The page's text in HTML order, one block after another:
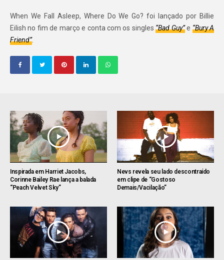
When We Fall Asleep, Where Do We Go? foi lançado por Billie
Eilish no fim de março e conta com os singles“Bad Guy”e “Bury A
Friend”.
Inspirada em Harriet Jacobs,
Corinne Bailey Rae lança a balada
“Peach Velvet Sky”
Nevs revela seu lado descontraído
em clipe de “Gostoso
Demais/Vacilação”